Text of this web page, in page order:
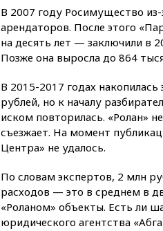
В 2007 году Росимущество
арендаторов. После этого
на десять лет — заключили в
Позже она выросла до 864
В 2015-2017 годах
рублей, но к началу
иском повторилась. «Ролан»
съезжает. На момент
Центра» не удалось.
По словам экспертов, 2 млн
расходов — это в среднем в
«Роланом» объекты. Есть ли
юридического агентства